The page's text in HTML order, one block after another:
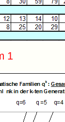
1